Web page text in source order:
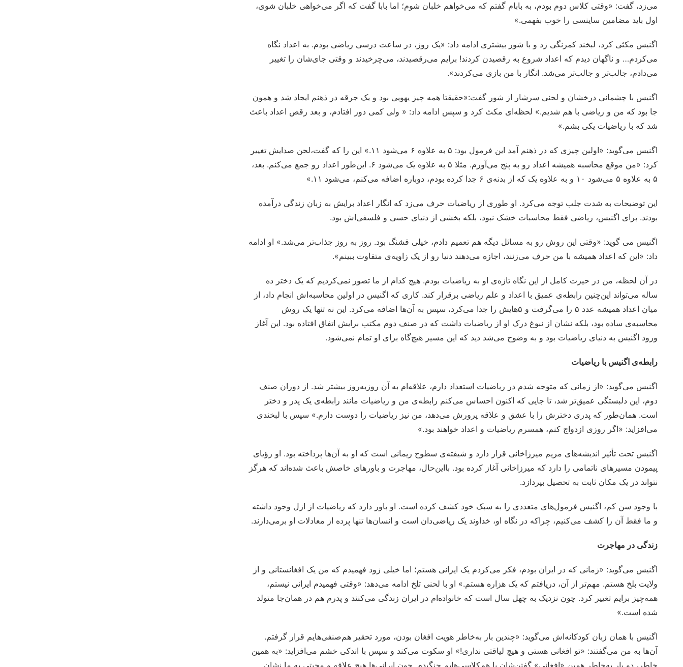
می‌زد، گفت: «وقتی کلاس دوم بودم، به بابام گفتم که می‌خواهم خلبان شوم؛ اما بابا گفت که اگر می‌خواهی خلبان شوی،
اول باید مضامین ساینسی را خوب بفهمی.»
اگنیس مکثی کرد، لبخند کمرنگی زد و با شور بیشتری ادامه داد: «یک روز، در ساعت درسی ریاضی بودم. به اعداد نگاه
می‌کردم… و ناگهان دیدم که اعداد شروع به رقصیدن کردند! برایم می‌رقصیدند، می‌چرخیدند و وقتی جای‌شان را تغییر
می‌دادم، جالب‌تر و جالب‌تر می‌شد. انگار با من بازی می‌کردند».
اگنیس با چشمانی درخشان و لحنی سرشار از شور گفت:«حقیقتا همه چیز یهویی بود و یک جرقه در ذهنم ایجاد شد و همون
جا بود که من و ریاضی با هم شدیم.» لحظه‌ای مکث کرد و سپس ادامه داد: « ولی کمی دور افتادم، و بعد رقص اعداد باعث
شد که با ریاضیات یکی بشم.»
اگنیس می‌گوید: «اولین چیزی که در ذهنم آمد این فرمول بود: ۵ به علاوه ۶ می‌شود ۱۱.» این را که گفت،لحن صدایش تغییر
کرد: «من موقع محاسبه همیشه اعداد رو به پنج می‌آورم. مثلا ۵ به علاوه یک می‌شود ۶. این‌طور اعداد رو جمع می‌کنم. بعد،
۵ به علاوه ۵ می‌شود ۱۰ و به علاوه یک که از بدنه‌ی ۶ جدا کرده بودم، دوباره اضافه می‌کنم، می‌شود ۱۱.»
این توضیحات به شدت جلب توجه می‌کرد. او طوری از ریاضیات حرف می‌زد که انگار اعداد برایش به زبان زندگی درآمده
بودند. برای اگنیس، ریاضی فقط محاسبات خشک نبود، بلکه بخشی از دنیای حسی و فلسفی‌اش بود.
اگنیس می گوید: «وقتی این روش رو به مسائل دیگه هم تعمیم دادم، خیلی قشنگ بود. روز به روز جذاب‌تر می‌شد.» او ادامه
داد: «این که اعداد همیشه با من حرف می‌زنند، اجازه می‌دهند دنیا رو از یک زاویه‌ی متفاوت ببینم».
در آن لحظه، من در حیرت کامل از این نگاه تازه‌ی او به ریاضیات بودم. هیچ کدام از ما تصور نمی‌کردیم که یک دختر ده
ساله می‌تواند این‌چنین رابطه‌ی عمیق با اعداد و علم ریاضی برقرار کند. کاری که اگنیس در اولین محاسبه‌اش انجام داد، از
میان اعداد همیشه عدد ۵ را می‌گرفت و ۵‌هایش را جدا می‌کرد، سپس به آن‌ها اضافه می‌کرد. این نه تنها یک روش
محاسبه‌ی ساده بود، بلکه نشان از نبوغ درک او از ریاضیات داشت که در صنف دوم مکتب برایش اتفاق افتاده بود. این آغاز
ورود اگنیس به دنیای ریاضیات بود و به وضوح می‌شد دید که این مسیر هیچ‌گاه برای او تمام نمی‌شود.
رابطه‌ی اگنیس با ریاضیات
اگنیس می‌گوید: «از زمانی که متوجه شدم در ریاضیات استعداد دارم، علاقه‌ام به آن روز‌به‌روز بیشتر شد. از دوران صنف
دوم، این دلبستگی عمیق‌تر شد، تا جایی که اکنون احساس می‌کنم رابطه‌ی من و ریاضیات مانند رابطه‌ی یک پدر و دختر
است. همان‌طور که پدری دخترش را با عشق و علاقه پرورش می‌دهد، من نیز ریاضیات را دوست دارم.» سپس با لبخندی
می‌افزاید: «اگر روزی ازدواج کنم، همسرم ریاضیات و اعداد خواهند بود.»
اگنیس تحت تأثیر اندیشه‌های مریم میرزاخانی قرار دارد و شیفته‌ی سطوح ریمانی است که او به آن‌ها پرداخته بود. او رؤیای
پیمودن مسیرهای ناتمامی را دارد که میرزاخانی آغاز کرده بود. بااین‌حال، مهاجرت و باورهای خاصش باعث شده‌اند که هرگز
نتواند در یک مکان ثابت به تحصیل بپردازد.
با وجود سن کم، اگنیس فرمول‌های متعددی را به سبک خود کشف کرده است. او باور دارد که ریاضیات از ازل وجود داشته
و ما فقط آن را کشف می‌کنیم، چراکه در نگاه او، خداوند یک ریاضی‌دان است و انسان‌ها تنها پرده از معادلات او برمی‌دارند.
زندگی در مهاجرت
اگنیس می‌گوید: «زمانی که در ایران بودم، فکر می‌کردم یک ایرانی هستم؛ اما خیلی زود فهمیدم که من یک افغانستانی‌ و از
ولایت بلخ هستم. مهم‌تر از آن، دریافتم که یک هزاره هستم.» او با لحنی تلخ ادامه می‌دهد: «وقتی فهمیدم ایرانی نیستم،
همه‌چیز برایم تغییر کرد. چون نزدیک به چهل سال است که خانواده‌ام در ایران زندگی می‌کنند و پدرم هم در همان‌جا متولد
شده است.»
اگنیس با همان زبان کودکانه‌اش می‌گوید: «چندین بار به‌خاطر هویت افغان بودن، مورد تحقیر هم‌صنفی‌هایم قرار گرفتم.
آن‌ها به من می‌گفتند: «تو افغانی هستی و هیچ لیاقتی نداری!» او سکوت می‌کند و سپس با اندکی خشم می‌افزاید: «به همین